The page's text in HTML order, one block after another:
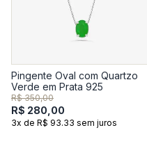
Pingente Oval com Quartzo
Verde em Prata 925
R$ 350,00
R$ 280,00
3x de R$ 93.33 sem juros